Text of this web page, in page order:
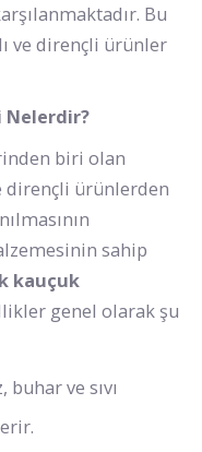
Bu
ve dirençli ürünler
Nelerdir?
biri olan
dirençli ürünlerden
sahip
kauçuk
genel olarak şu
ve sıvı